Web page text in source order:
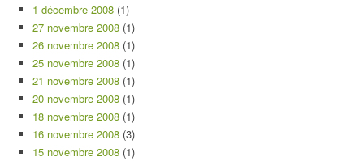
1 décembre 2008 (1)
27 novembre 2008 (1)
26 novembre 2008 (1)
25 novembre 2008 (1)
21 novembre 2008 (1)
20 novembre 2008 (1)
18 novembre 2008 (1)
16 novembre 2008 (3)
15 novembre 2008 (1)